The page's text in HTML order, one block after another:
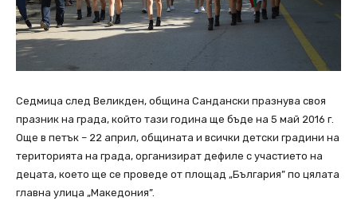
Седмица след Великден, община Сандански празнува своя
празник на града, който тази година ще бъде на 5 май 2016 г.
Още в петък – 22 април, общината и всички детски градини на
територията на града, организират дефиле с участието на
децата, което ще се проведе от площад „България” по цялата
главна улица „Македония”.